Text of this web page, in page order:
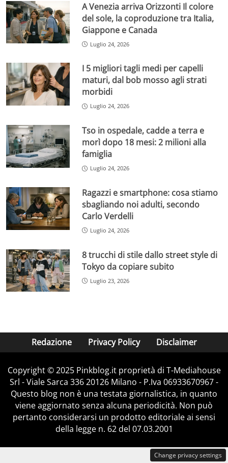
A Venezia arriva Orizzonti Il colore
del sole, la coproduzione tra Italia,
Giappone e Canada
Luglio 24, 2026
I 5 migliori tagli medi per capelli
maturi, dal bob mosso agli strati
morbidi
Luglio 24, 2026
Tso in ospedale, cadde a terra e
morì dopo 18 mesi: 2 milioni alla
famiglia
Luglio 24, 2026
Ragazzi e smartphone: cosa stiamo
sbagliando noi adulti, secondo
Carlo Verdelli
Luglio 24, 2026
8 trucchi di stile dallo street style di
Tokyo da copiare subito
Luglio 23, 2026
Redazione Privacy Policy Disclaimer
Copyright © 2025 Pinkblog.it proprietà di T-Mediahouse
Srl - Viale Sarca 336 20126 Milano - P.Iva 06933670967 -
Questo blog non è una testata giornalistica, in quanto
viene aggiornato senza alcuna periodicità. Non può
pertanto considerarsi un prodotto editoriale ai sensi
della legge n. 62 del 07.03.2001
Change privacy settings